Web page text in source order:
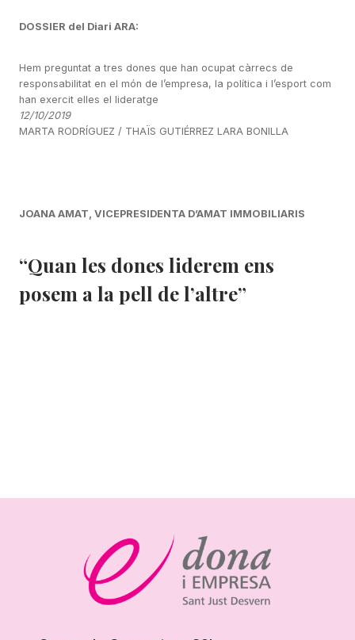
DOSSIER del Diari ARA:
Hem preguntat a tres dones que han ocupat càrrecs de
responsabilitat en el món de l’empresa, la política i l’esport com
han exercit elles el lideratge
12/10/2019
MARTA RODRÍGUEZ / THAÏS GUTIÉRREZ LARA BONILLA
JOANA AMAT, VICEPRESIDENTA D’AMAT IMMOBILIARIS
“Quan les dones liderem ens
posem a la pell de l’altre”